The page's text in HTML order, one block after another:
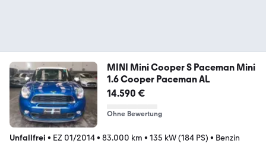
MINI Mini Cooper S Paceman Mini
1.6 Cooper Paceman AL
14.590 €
Ohne Bewertung
Unfallfrei • EZ 01/2014• 83.000 km • 135 kW (184 PS) • Benzin